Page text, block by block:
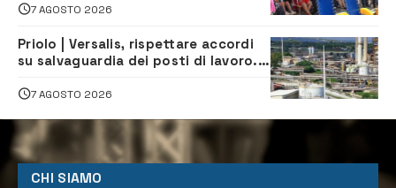
tutti
7 AGOSTO 2026
Priolo | Versalis, rispettare accordi
su salvaguardia dei posti di lavoro. Il
7 AGOSTO 2026
CHI SIAMO